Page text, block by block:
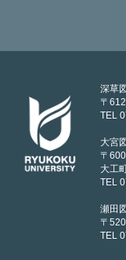
深草
〒
TEL
大宮
〒
大工
TEL
瀬田
〒
TEL